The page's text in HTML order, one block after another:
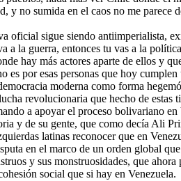
y no sumida en el caos no me
oficial sigue siendo antiimperialista,
la guerra, entonces tu vas a la
hay más actores aparte de ellos y
es por esas personas que hoy
moderna como forma
revolucionaria que hecho de estas
a apoyar el proceso bolivariano en
y de su gente, que como decía Ali
latinas reconocer que en
en el marco de un orden global
y sus monstruosidades, que
social que si hay en Venezuela.